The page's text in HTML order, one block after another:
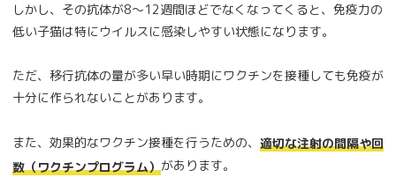
しかし、その抗体が8～12週間ほどでなくなってくると、免疫力の
低い子猫は特にウイルスに感染しやすい状態になります。
ただ、移行抗体の量が多い早い時期にワクチンを接種しても免疫が
十分に作られないことがあります。
また、効果的なワクチン接種を行うための、 適切な注射の間隔や回
数（ワクチンプログラム）があります。